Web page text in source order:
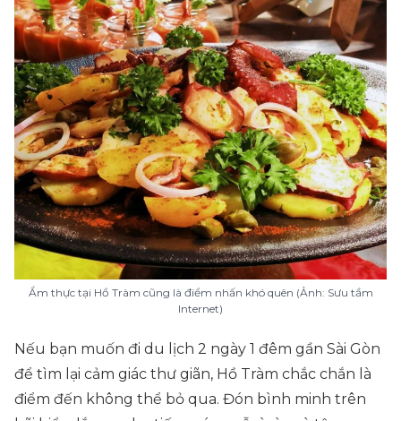
Ẩm thực tại Hồ Tràm cũng là điểm nhấn khó quên (Ảnh: Sưu tầm
Internet)
Nếu bạn muốn đi du lịch 2 ngày 1 đêm gần Sài Gòn
để tìm lại cảm giác thư giãn, Hồ Tràm chắc chắn là
điểm đến không thể bỏ qua. Đón bình minh trên